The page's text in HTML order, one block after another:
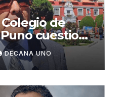
de
cuestiona
seguridad
DECANA UNO